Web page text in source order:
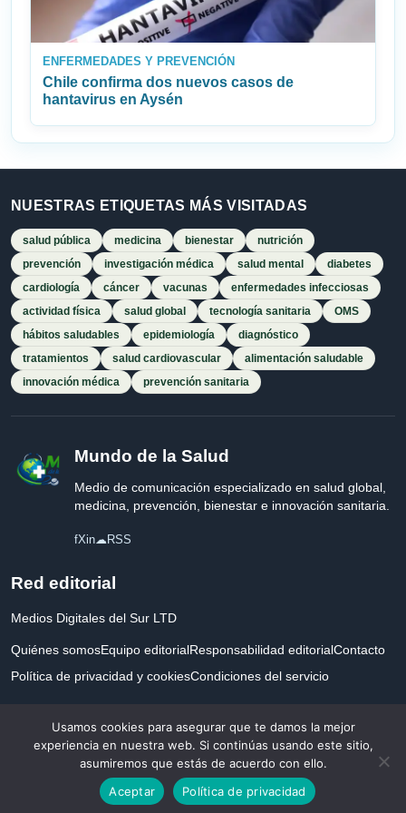
ENFERMEDADES Y PREVENCIÓN
Chile confirma dos nuevos casos de
hantavirus en Aysén
NUESTRAS ETIQUETAS MÁS VISITADAS
salud pública medicina bienestar
nutrición
prevención
investigación médica salud mental
diabetes
cardiología
cáncer vacunas
enfermedades infecciosas
actividad física
salud global tecnología sanitaria
OMS
hábitos saludables
epidemiología
diagnóstico
tratamientos
salud cardiovascular
alimentación saludable
innovación médica
prevención sanitaria
Mundo de la Salud
Medio de comunicación especializado en salud global,
medicina, prevención, bienestar e innovación sanitaria.
fXin☁RSS
Red editorial
Medios Digitales del Sur LTD
Quiénes somosEquipo editorialResponsabilidad editorialContacto
Política de privacidad y cookiesCondiciones del servicio
Empresa registrada en Inglaterra y Gales.
© 2026 Mundo de la Salud. Todos los derechos reservados. Desarrollado con
por la salud.
Usamos cookies para asegurar que te damos la mejor
experiencia en nuestra web. Si continúas usando este sitio,
asumiremos que estás de acuerdo con ello.
Aceptar
Política de privacidad